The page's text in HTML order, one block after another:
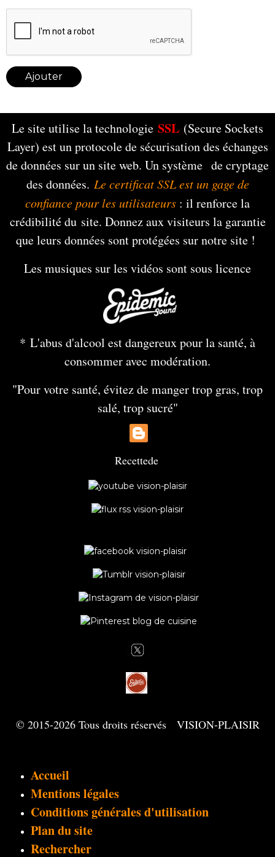
Ajouter
Le site utilise la technologie SSL (Secure Sockets
Layer) est un protocole de sécurisation des échanges
de données sur un site web. Un système de cryptage
des données. Le certificat SSL est un gage de
confiance pour les utilisateurs : il renforce la
crédibilité du site. Donnez aux visiteurs la garantie
que leurs données sont protégées sur notre site !
Les musiques sur les vidéos sont sous licence
* L'abus d'alcool est dangereux pour la santé, à
consommer avec modération.
"Pour votre santé, évitez de manger trop gras, trop
salé, trop sucré"
Recettede
© 2015-2026 Tous droits réservés VISION-PLAISIR
Accueil
Mentions légales
Conditions générales d'utilisation
Plan du site
Rechercher